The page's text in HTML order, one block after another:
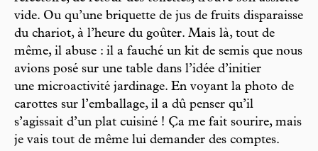
vide. Ou qu’une briquette de jus de fruits disparaisse
du chariot, à l’heure du goûter. Mais là, tout de
même, il abuse : il a fauché un kit de semis que nous
avions posé sur une table dans l’idée d’initier
une microactivité jardinage. En voyant la photo de
carottes sur l’emballage, il a dû penser qu’il
s’agissait d’un plat cuisiné ! Ça me fait sourire, mais
je vais tout de même lui demander des comptes.